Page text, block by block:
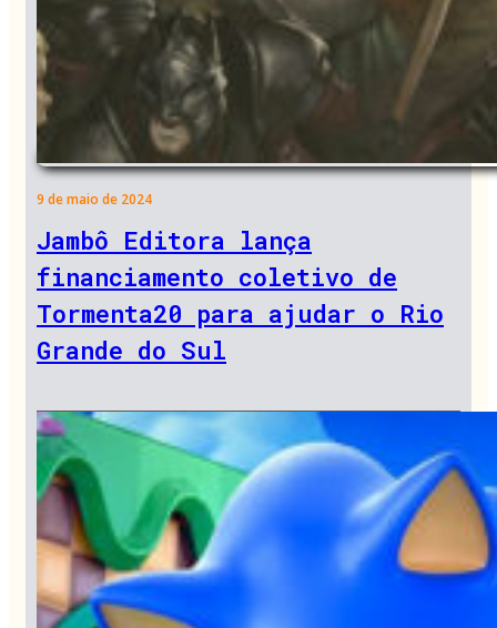
9 de maio de 2024
Jambô Editora lança
financiamento coletivo de
Tormenta20 para ajudar o Rio
Grande do Sul